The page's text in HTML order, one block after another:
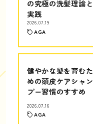
の究極の洗髪理論と
実践
2026.07.19
AGA
健やかな髪を育むた
めの頭皮ケアシャン
プー習慣のすすめ
2026.07.16
AGA